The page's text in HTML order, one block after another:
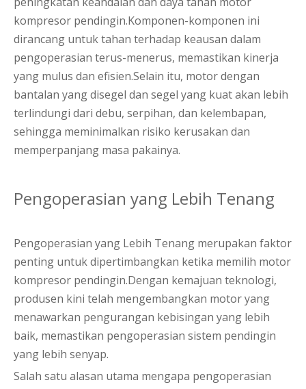
kompresor pendingin.Komponen-komponen ini
dirancang untuk tahan terhadap keausan dalam
pengoperasian terus-menerus, memastikan kinerja
yang mulus dan efisien.Selain itu, motor dengan
bantalan yang disegel dan segel yang kuat akan lebih
terlindungi dari debu, serpihan, dan kelembapan,
sehingga meminimalkan risiko kerusakan dan
memperpanjang masa pakainya.
Pengoperasian yang Lebih Tenang
Pengoperasian yang Lebih Tenang merupakan faktor
penting untuk dipertimbangkan ketika memilih motor
kompresor pendingin.Dengan kemajuan teknologi,
produsen kini telah mengembangkan motor yang
menawarkan pengurangan kebisingan yang lebih
baik, memastikan pengoperasian sistem pendingin
yang lebih senyap.
Salah satu alasan utama mengapa pengoperasian